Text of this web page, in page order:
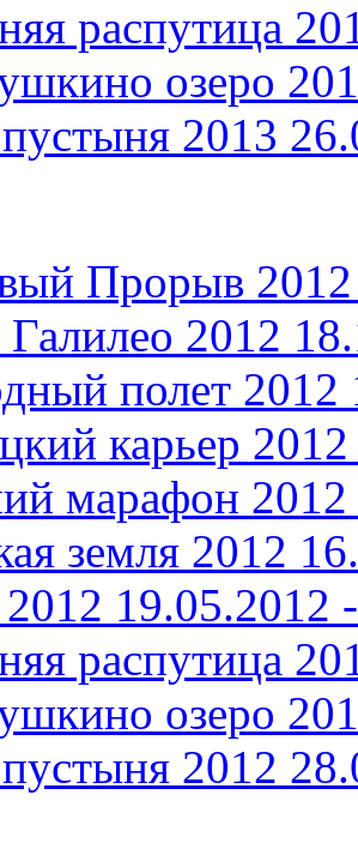
распутица
озеро
2013
Прорыв 2012
2012
полет 2012
карьер 2012
марафон 2012
земля 2012
19.05.2012
распутица
озеро
2012